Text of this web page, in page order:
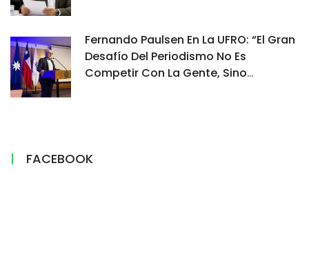
Fernando Paulsen En La UFRO: “El Gran
Desafío Del Periodismo No Es
Competir Con La Gente, Sino
FACEBOOK